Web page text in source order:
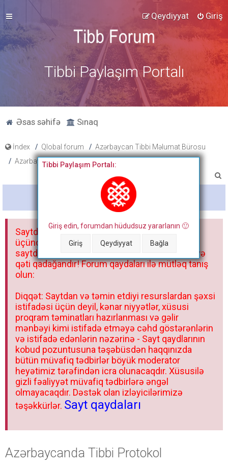
Giriş
Qeydiyyat
Tibbi Paylaşım Portalı
Əsas səhifə Sınaq
İndex Qlobal forum
Azərbaycan Tibbi Məlumat Bürosu
Azərbaycanda Tibbi Protokol
a
Bitdi
Tibbi Paylaşım Portalı:
Giriş edin, forumdan hüdudsuz yararlanın 🙂
Giriş Qeydiyyat Bağla
Saytdakı materiallar yalnız fərdi istifadəniz
üçündür. Materialları istisnasız heç bir qrupda,
saytda və sosial şəbəkədə paylaşmaq olmaz və
qəti qadağandır! Forum qaydaları ilə mütləq tanış
olun:
Diqqət: Saytdan və təmin etdiyi resurslardan şəxsi
istifadəsi üçün deyil, kənar niyyətlər, xüsusi
proqram təminatları hazırlanması və gəlir
mənbəyi kimi istifadə etməyə cəhd göstərənlərin
və istifadə edənlərin nəzərinə - Sayt qaydlarının
kobud pozuntusuna təşəbüsdən haqqınızda
bütün müvafiq tədbirlər böyük moderator
heyətimiz tərəfindən icra olunacaqdır. Xüsusilə
gizli fəaliyyət müvafiq tədbirlərə əngəl
olmayacaqdır. Dəstək olan izləyicilərimizə
təşəkkürlər. Sayt qaydaları
Azərbaycanda Tibbi Protokol